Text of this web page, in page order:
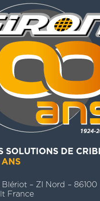
SOLUTIONS DE
Blériot – ZI Nord – 86100
France